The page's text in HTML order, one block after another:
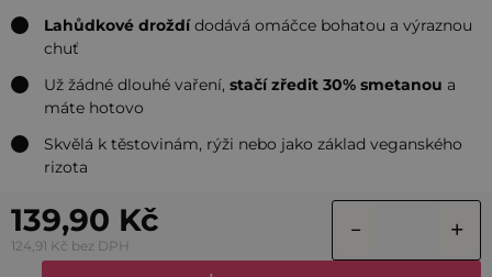
Lahůdkové droždídodává omáčce bohatou a výraznou
chuť
Už žádné dlouhé vaření, stačí zředit 30% smetanou a
máte hotovo
Skvělá k těstovinám, rýži nebo jako základ veganského
rizota
139,90 Kč
124,91 Kč bez DPH